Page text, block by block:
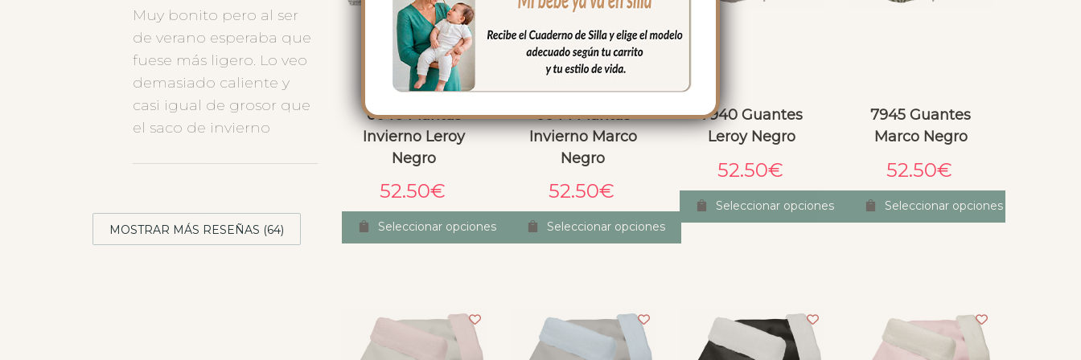
6640 Mantas
Invierno Leroy
Negro
52.50€
Seleccionar opciones
6644 Mantas
Invierno Marco
Negro
52.50€
Seleccionar opciones
7940 Guantes
Leroy Negro
52.50€
Seleccionar opciones
7945 Guantes
Marco Negro
52.50€
Seleccionar opciones
Muy bonito pero al ser
de verano esperaba que
fuese más ligero. Lo veo
demasiado caliente y
casi igual de grosor que
el saco de invierno
MOSTRAR MÁS RESEÑAS (64)